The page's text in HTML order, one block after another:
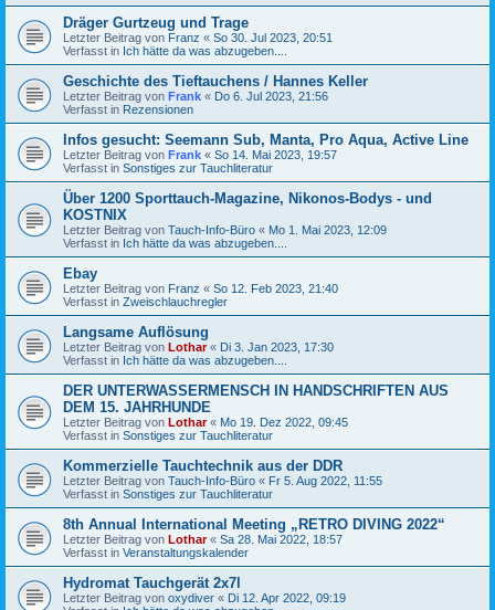
Dräger Gurtzeug und Trage
Letzter Beitrag von Franz « So 30. Jul 2023, 20:51
Verfasst in Ich hätte da was abzugeben....
Geschichte des Tieftauchens / Hannes Keller
Letzter Beitrag von Frank « Do 6. Jul 2023, 21:56
Verfasst in Rezensionen
Infos gesucht: Seemann Sub, Manta, Pro Aqua, Active Line
Letzter Beitrag von Frank « So 14. Mai 2023, 19:57
Verfasst in Sonstiges zur Tauchliteratur
Über 1200 Sporttauch-Magazine, Nikonos-Bodys - und
KOSTNIX
Letzter Beitrag von Tauch-Info-Büro « Mo 1. Mai 2023, 12:09
Verfasst in Ich hätte da was abzugeben....
Ebay
Letzter Beitrag von Franz « So 12. Feb 2023, 21:40
Verfasst in Zweischlauchregler
Langsame Auflösung
Letzter Beitrag von Lothar« Di 3. Jan 2023, 17:30
Verfasst in Ich hätte da was abzugeben....
DER UNTERWASSERMENSCH IN HANDSCHRIFTEN AUS
DEM 15. JAHRHUNDE
Letzter Beitrag von Lothar« Mo 19. Dez 2022, 09:45
Verfasst in Sonstiges zur Tauchliteratur
Kommerzielle Tauchtechnik aus der DDR
Letzter Beitrag von Tauch-Info-Büro « Fr 5. Aug 2022, 11:55
Verfasst in Sonstiges zur Tauchliteratur
8th Annual International Meeting „RETRO DIVING 2022“
Letzter Beitrag von Lothar« Sa 28. Mai 2022, 18:57
Verfasst in Veranstaltungskalender
Hydromat Tauchgerät 2x7l
Letzter Beitrag von oxydiver « Di 12. Apr 2022, 09:19